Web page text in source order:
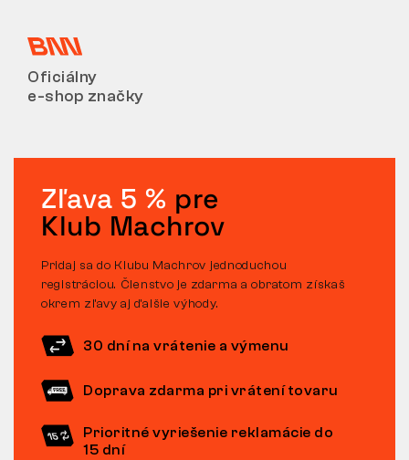
Oficiálny
e-shop značky
Zľava 5 % pre
Klub Machrov
Pridaj sa do Klubu Machrov jednoduchou
registráciou. Členstvo je zdarma a obratom získaš
okrem zľavy aj ďalšie výhody.
30 dní na vrátenie a výmenu
Doprava zdarma pri vrátení tovaru
Prioritné vyriešenie reklamácie do
15 dní